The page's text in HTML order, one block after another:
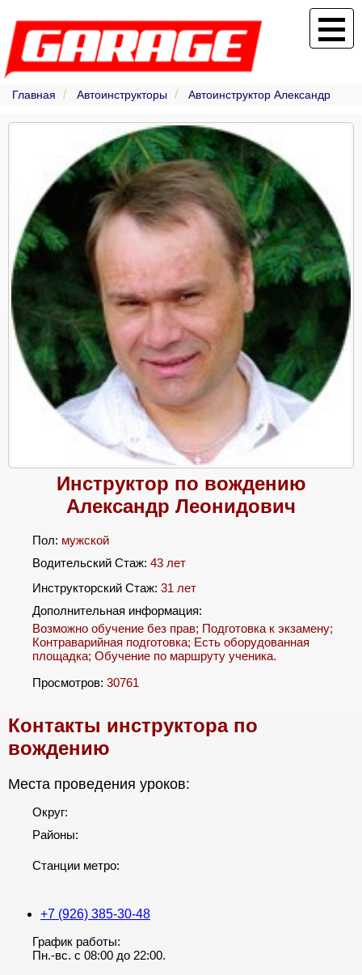
Главная Автоинструкторы Автоинструктор Александр
Инструктор по вождению
Александр Леонидович
Пол: мужской
Водительский Стаж: 43 лет
Инструкторский Стаж: 31 лет
Дополнительная информация:
Возможно обучение без прав; Подготовка к экзамену;
Контраварийная подготовка; Есть оборудованная
площадка; Обучение по маршруту ученика.
Просмотров: 30761
Контакты инструктора по
вождению
Места проведения уроков:
Округ:
Районы:
Станции метро:
+7 (926) 385-30-48
График работы:
Пн.-вс. с 08:00 до 22:00.